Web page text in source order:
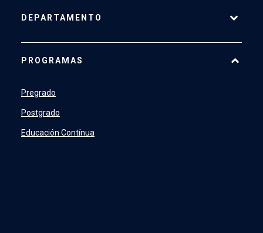
DEPARTAMENTO
Académicos
Profesionales y Administrativos
Estudiantes
PROGRAMAS
Pregrado
Postgrado
Educación Contínua